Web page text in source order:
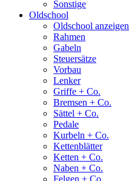
Sonstige
Oldschool
Oldschool anzeigen
Rahmen
Gabeln
Steuersätze
Vorbau
Lenker
Griffe + Co.
Bremsen + Co.
Sättel + Co.
Pedale
Kurbeln + Co.
Kettenblätter
Ketten + Co.
Naben + Co.
Felgen + Co.